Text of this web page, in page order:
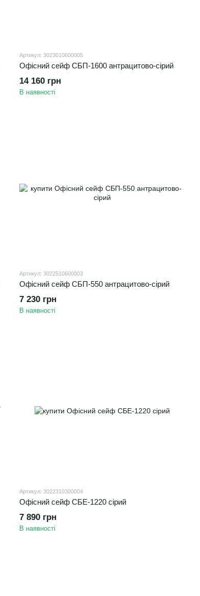
Артикул: 3023010600005
Офісний сейф CБП-1600 антрацитово-сірий
14 160 грн
В наявності
Артикул: 3022510600003
Офісний сейф CБП-550 антрацитово-сірий
7 230 грн
В наявності
Артикул: 3022310300004
Офісний сейф СБЕ-1220 сірий
7 890 грн
В наявності